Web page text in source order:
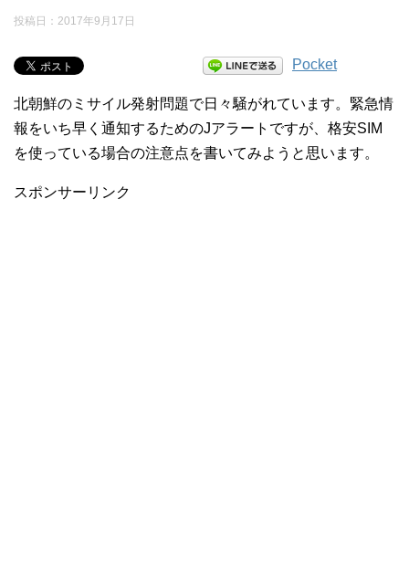
投稿日： 2017年9月17日
Pocket
北朝鮮のミサイル発射問題で日々騒がれています。緊急情
報をいち早く通知するためのJアラートですが、格安SIM
を使っている場合の注意点を書いてみようと思います。
スポンサーリンク